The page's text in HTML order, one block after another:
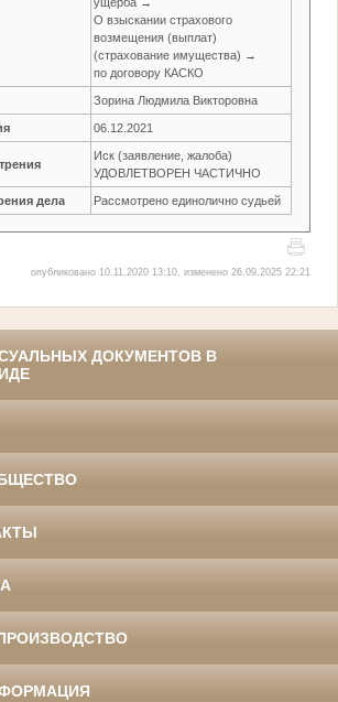
О взыскании страхового
возмещения (выплат)
(страхование имущества) →
по договору КАСКО
Зорина Людмила Викторовна
06.12.2021
Иск (заявление, жалоба)
УДОВЛЕТВОРЕН ЧАСТИЧНО
дела Рассмотрено единолично судьей
опубликовано 10.11.2020 13:10, изменено 26.09.2025 22:21
ДОКУМЕНТОВ В